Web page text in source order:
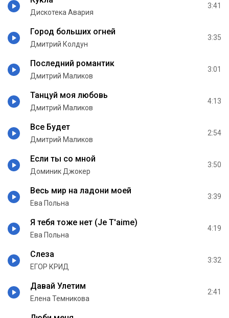
Дискотека Авария
3:41
Город больших огней
Дмитрий Колдун
3:35
Последний романтик
Дмитрий Маликов
3:01
Танцуй моя любовь
Дмитрий Маликов
4:13
Все Будет
Дмитрий Маликов
2:54
Если ты со мной
Доминик Джокер
3:50
Весь мир на ладони моей
Ева Польна
3:39
Я тебя тоже нет (Je T'aime)
Ева Польна
4:19
Слеза
ЕГОР КРИД
3:32
Давай Улетим
Елена Темникова
2:41